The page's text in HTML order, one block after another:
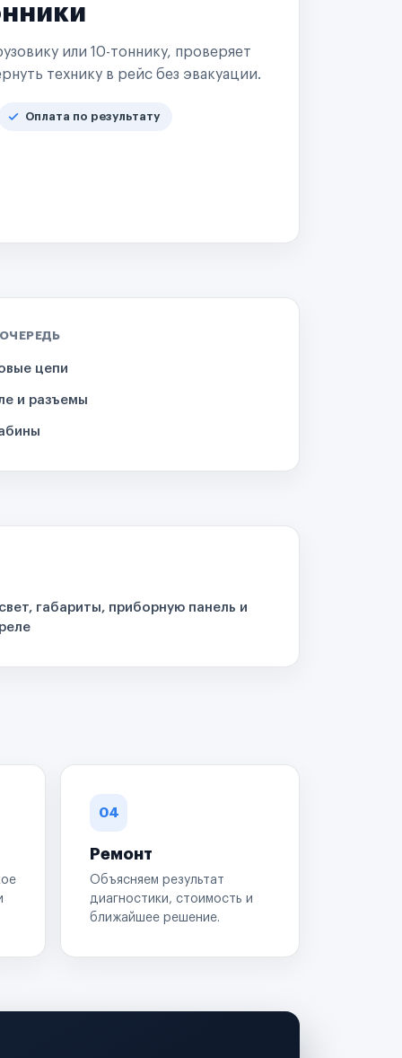
или 10-тоннику, проверяет
технику в рейс без эвакуации.
Оплата по результату
цепи
и разъемы
габариты, приборную панель и
04
Ремонт
Объясняем результат
диагностики, стоимость и
ближайшее решение.